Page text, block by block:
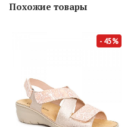
Похожие товары
- 45%